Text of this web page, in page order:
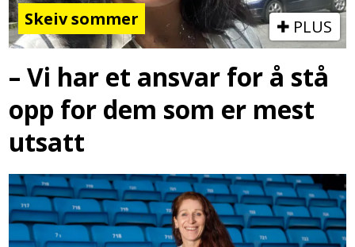
Skeiv sommer PLUS
– Vi har et ansvar for å stå
opp for dem som er mest
utsatt